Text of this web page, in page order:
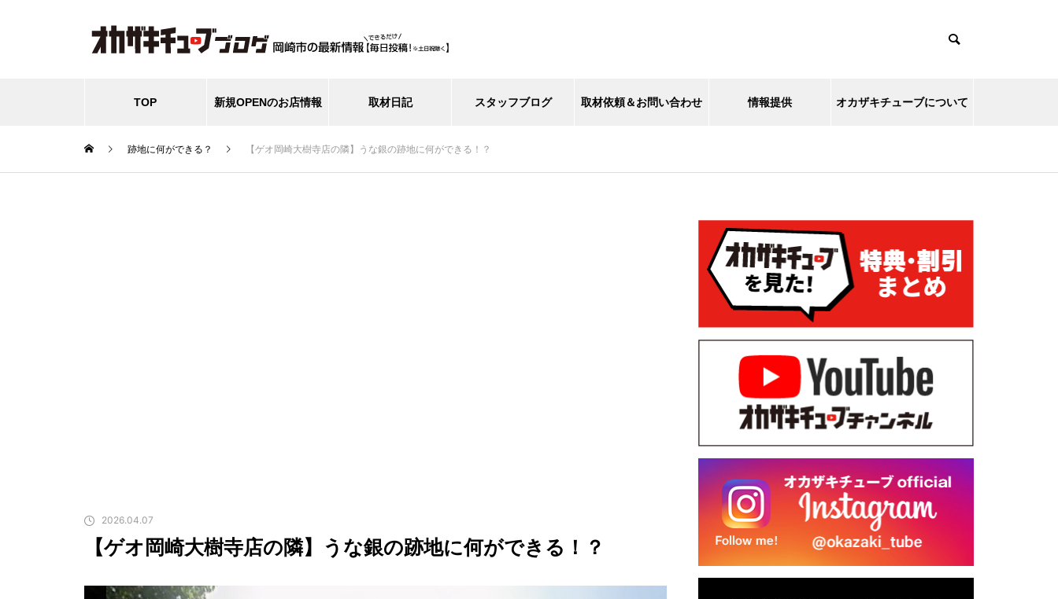
TOP 新規OPENのお店情報 取材日記 スタッフブログ 取材依頼＆お問い合わせ 情報提供 オカザキチューブについて
跡地に何ができる？ 【ゲオ岡崎大樹寺店の隣】うな銀の跡地に何ができる！？
2026.04.07
【ゲオ岡崎大樹寺店の隣】うな銀の跡地に何ができる！？